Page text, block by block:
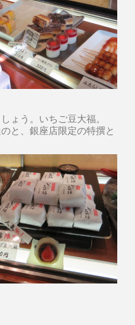
ょう。いちご豆大福。
と、銀座店限定の特撰と